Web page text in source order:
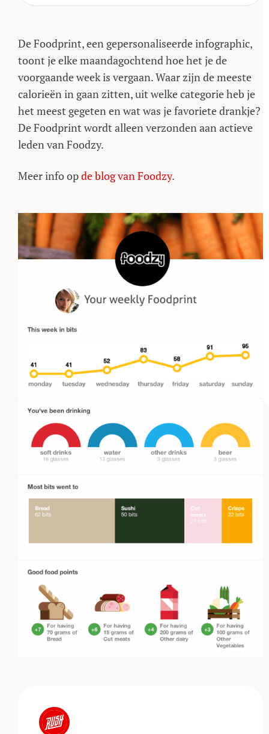
De Foodprint, een gepersonaliseerde infographic,
toont je elke maandagochtend hoe het je de
voorgaande week is vergaan. Waar zijn de meeste
calorieën in gaan zitten, uit welke categorie heb je
het meest gegeten en wat was je favoriete drankje?
De Foodprint wordt alleen verzonden aan actieve
leden van Foodzy.
Meer info opde blog van Foodzy.